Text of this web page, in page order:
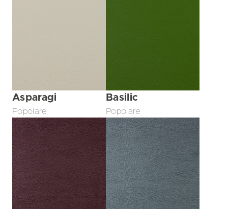
Asparagi
Popolare
Basilic
Popolare